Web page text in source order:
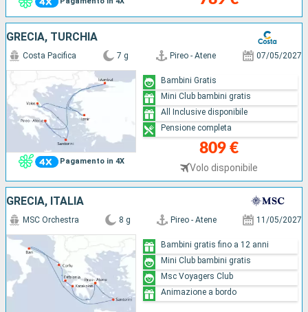
GRECIA, TURCHIA
Pagamento in 4X
Costa Pacifica 7 g Pireo - Atene 07/05/2027
809 €
Volo disponibile
Bambini Gratis
Mini Club bambini gratis
All Inclusive disponibile
Pensione completa
GRECIA, ITALIA
MSC Orchestra 8 g Pireo - Atene 11/05/2027
Bambini gratis fino a 12 anni
Mini Club bambini gratis
Msc Voyagers Club
Animazione a bordo